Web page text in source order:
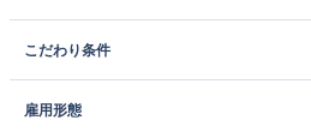
こだわり条件
雇用形態